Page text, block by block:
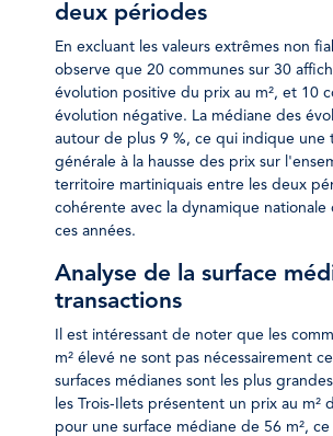
deux périodes
En excluant les valeurs extrêmes non
observe que 20 communes sur 30
évolution positive du prix au m², et 10
évolution négative. La médiane des
autour de plus 9 %, ce qui indique une
générale à la hausse des prix sur
territoire martiniquais entre les deux
cohérente avec la dynamique nationale
ces années.
Analyse de la surface
transactions
Il est intéressant de noter que les
m² élevé ne sont pas nécessairement
surfaces médianes sont les plus
les Trois-Ilets présentent un prix au m²
pour une surface médiane de 56 m²,